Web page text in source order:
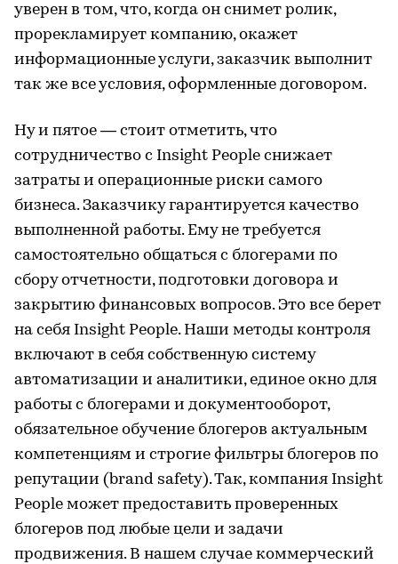
уверен в том, что, когда он снимет ролик,
прорекламирует компанию, окажет
информационные услуги, заказчик выполнит
так же все условия, оформленные договором.
Ну и пятое — стоит отметить, что
сотрудничество с Insight People снижает
затраты и операционные риски самого
бизнеса. Заказчику гарантируется качество
выполненной работы. Ему не требуется
самостоятельно общаться с блогерами по
сбору отчетности, подготовки договора и
закрытию финансовых вопросов. Это все берет
на себя Insight People. Наши методы контроля
включают в себя собственную систему
автоматизации и аналитики, единое окно для
работы с блогерами и документооборот,
обязательное обучение блогеров актуальным
компетенциям и строгие фильтры блогеров по
репутации (brand safety). Так, компания Insight
People может предоставить проверенных
блогеров под любые цели и задачи
продвижения. В нашем случае коммерческий